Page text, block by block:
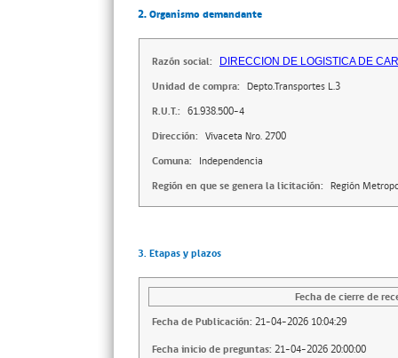
2. Organismo demandante
Razón social: DIRECCION DE LOGISTICA DE
Unidad de compra: Depto.Transportes L.3
R.U.T.: 61.938.500-4
Dirección: Vivaceta Nro. 2700
Comuna: Independencia
Región en que se genera la licitación: Región
3. Etapas y plazos
Fecha de cierre de
Fecha de Publicación: 21-04-2026 10:04:29
Fecha inicio de preguntas: 21-04-2026 20:00:00